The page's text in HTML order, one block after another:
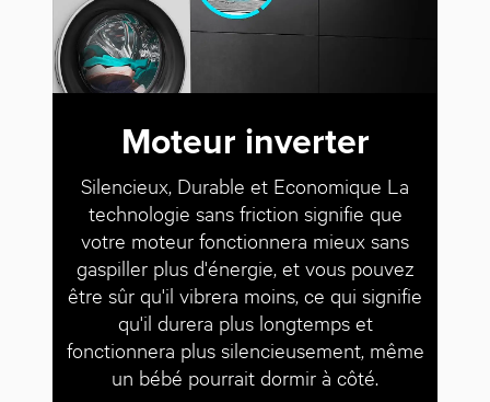
Moteur inverter
Silencieux, Durable et Economique La
technologie sans friction signifie que
votre moteur fonctionnera mieux sans
gaspiller plus d'énergie, et vous pouvez
être sûr qu'il vibrera moins, ce qui signifie
qu'il durera plus longtemps et
fonctionnera plus silencieusement, même
un bébé pourrait dormir à côté.